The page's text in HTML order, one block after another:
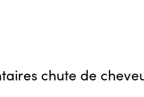
chute de